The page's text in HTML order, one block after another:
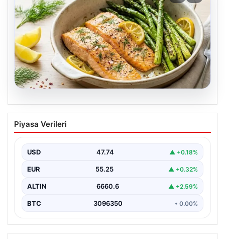
07.08.2026
Hafif, doyurucu ve omega-3 deposu:
Fırında limonlu kuşkonmazlı somon
Piyasa Verileri
USD 47.74 ▲ +0.18%
EUR 55.25 ▲ +0.32%
ALTIN 6660.6 ▲ +2.59%
BTC 3096350 • 0.00%